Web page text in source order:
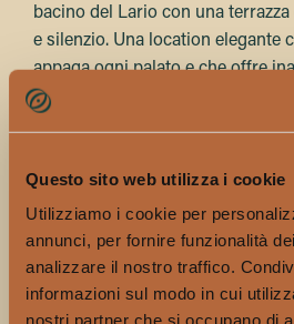
Questo sito web utilizza i cookie
Utilizziamo i cookie per
annunci, per fornire funzionalità
analizzare il nostro traffico.
informazioni sul modo in cui
nostri partner che si occupano di
bacino del Lario con una
e silenzio. Una location elegante
appaga ogni palato e che offre
pizza cotta nel tradizionale forno
regola, quasi una missione.
At Home
Il concetto su cui si basa la